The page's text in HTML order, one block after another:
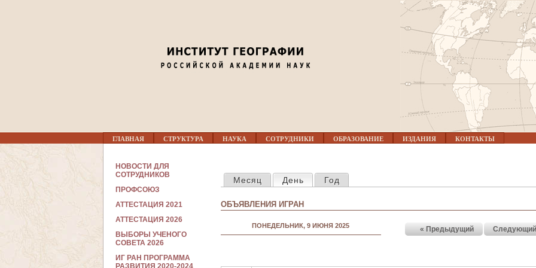
Jump to navigation
Л
ГЛАВНАЯ СТРУКТУРА НАУКА СОТРУДНИКИ ОБРАЗОВАНИЕ ИЗДАНИЯ КОНТАКТЫ
ГЛАВНЫЕ ВКЛАДКИ
Месяц День (активная вкладка)
Год
ОБЪЯВЛЕНИЯ ИГРАН
ПОНЕДЕЛЬНИК, 9 ИЮНЯ 2025 « Предыдущий
01
04
М
НОВОСТИ ДЛЯ
СОТРУДНИКОВ
ПРОФСОЮЗ
АТТЕСТАЦИЯ 2021
АТТЕСТАЦИЯ 2026
ВЫБОРЫ УЧЕНОГО
СОВЕТА 2026
ИГ РАН ПРОГРАММА
РАЗВИТИЯ 2020-2024